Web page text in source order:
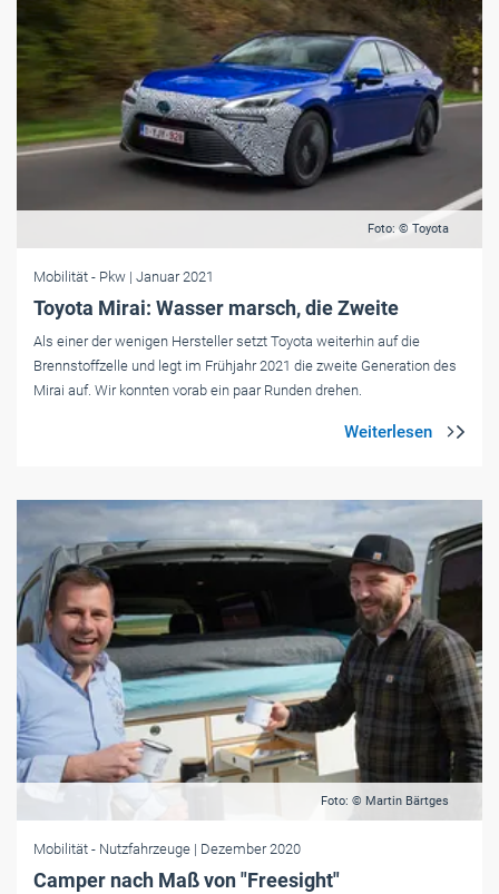
Foto: © Toyota
Mobilität - Pkw | Januar 2021
Toyota Mirai: Wasser marsch, die Zweite
Als einer der wenigen Hersteller setzt Toyota weiterhin auf die
Brennstoffzelle und legt im Frühjahr 2021 die zweite Generation des
Mirai auf. Wir konnten vorab ein paar Runden drehen.
Foto: © Martin Bärtges
Mobilität - Nutzfahrzeuge | Dezember 2020
Camper nach Maß von "Freesight"